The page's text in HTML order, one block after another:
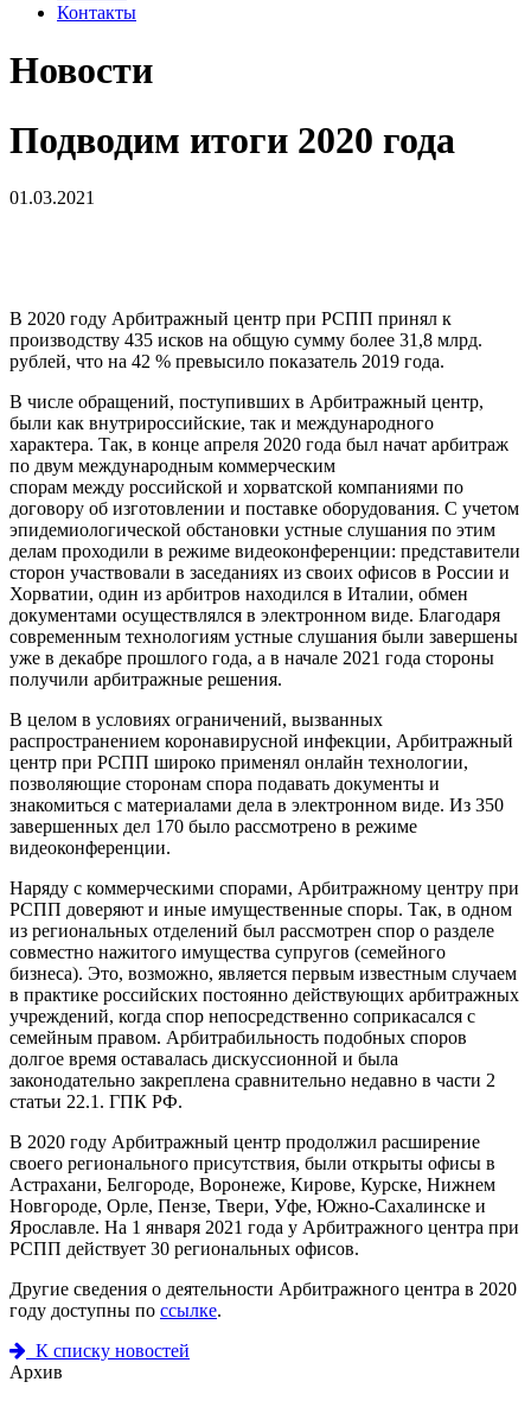
Контакты
Новости
Подводим итоги 2020 года
01.03.2021
В 2020 году Арбитражный центр при РСПП принял к
производству 435 исков на общую сумму более 31,8 млрд.
рублей, что на 42 % превысило показатель 2019 года.
В числе обращений, поступивших в Арбитражный центр,
были как внутрироссийские, так и международного
характера. Так, в конце апреля 2020 года был начат арбитраж
по двум международным коммерческим
спорам между российской и хорватской компаниями по
договору об изготовлении и поставке оборудования. С учетом
эпидемиологической обстановки устные слушания по этим
делам проходили в режиме видеоконференции: представители
сторон участвовали в заседаниях из своих офисов в России и
Хорватии, один из арбитров находился в Италии, обмен
документами осуществлялся в электронном виде. Благодаря
современным технологиям устные слушания были завершены
уже в декабре прошлого года, а в начале 2021 года стороны
получили арбитражные решения.
В целом в условиях ограничений, вызванных
распространением коронавирусной инфекции, Арбитражный
центр при РСПП широко применял онлайн технологии,
позволяющие сторонам спора подавать документы и
знакомиться с материалами дела в электронном виде. Из 350
завершенных дел 170 было рассмотрено в режиме
видеоконференции.
Наряду с коммерческими спорами, Арбитражному центру при
РСПП доверяют и иные имущественные споры. Так, в одном
из региональных отделений был рассмотрен спор о разделе
совместно нажитого имущества супругов (семейного
бизнеса). Это, возможно, является первым известным случаем
в практике российских постоянно действующих арбитражных
учреждений, когда спор непосредственно соприкасался с
семейным правом. Арбитрабильность подобных споров
долгое время оставалась дискуссионной и была
законодательно закреплена сравнительно недавно в части 2
статьи 22.1. ГПК РФ.
В 2020 году Арбитражный центр продолжил расширение
своего регионального присутствия, были открыты офисы в
Астрахани, Белгороде, Воронеже, Кирове, Курске, Нижнем
Новгороде, Орле, Пензе, Твери, Уфе, Южно-Сахалинске и
Ярославле. На 1 января 2021 года у Арбитражного центра при
РСПП действует 30 региональных офисов.
Другие сведения о деятельности Арбитражного центра в 2020
году доступны по ссылке.
К списку новостей
Архив